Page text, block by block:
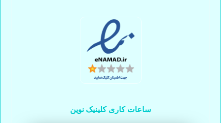
ساعات کاری کلینیک نوین